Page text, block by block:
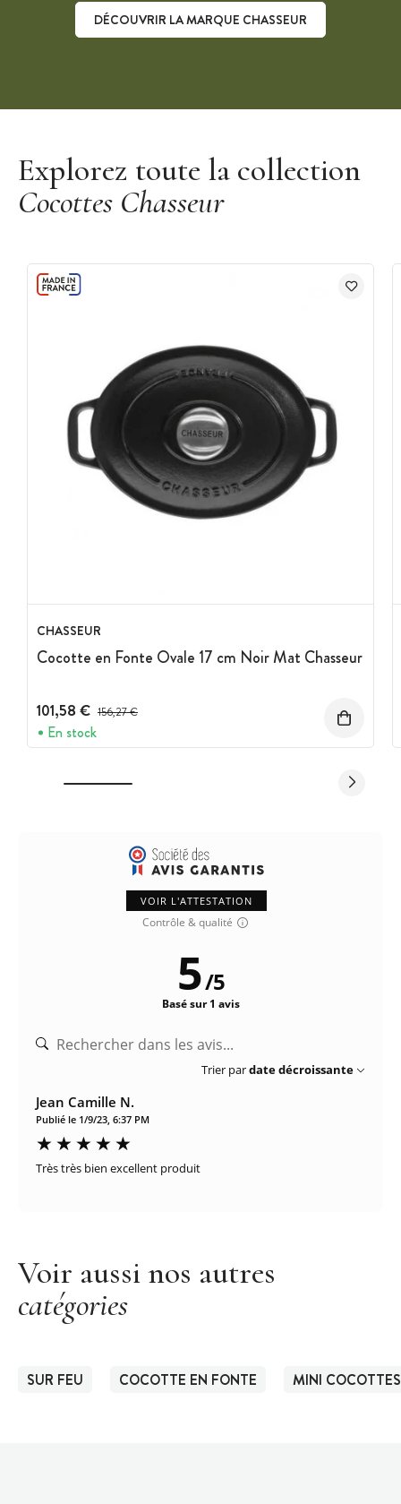
DÉCOUVRIR LA MARQUE CHASSEUR
Explorez toute la collection
Cocottes Chasseur
CHASSEUR
Cocotte en Fonte Ovale 17 cm Noir Mat Chasseur
101,58 € Prix avant réduction :
156,27 €
En stock
VOIR L'ATTESTATION
Contrôle & qualité
5/5
Basé sur 1 avis
Trier pardate décroissante
Jean Camille N.
Publié le 1/9/23, 6:37 PM
Très très bien excellent produit
Voir aussi nos autres
catégories
SUR FEU COCOTTE EN FONTE MINI COCOTTES